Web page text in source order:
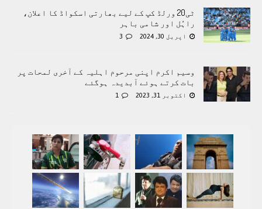
ٹی20 ورلڈ کپ کے لیے بھارتی اسکواڈ کا اعلان،
راہُل اور شامی باہر
اپریل 30, 2024 3
وسیم اکرم اپنی مرحوم اہلیہ کے آخری لمحات پر
بات کرتے ہوئے آبدیدہ ہوگئے
اکتوبر 31, 2023 1